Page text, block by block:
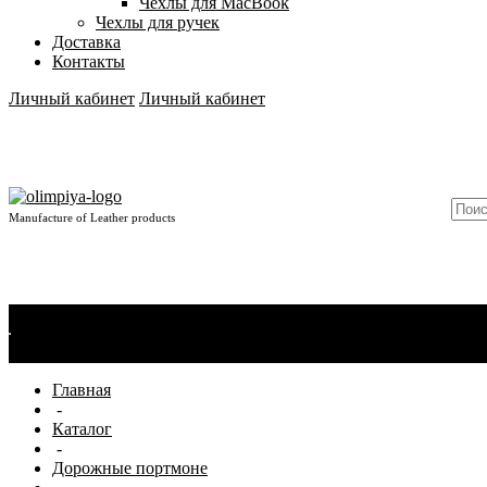
Чехлы для ручек
Доставка
Контакты
Личный кабинет Личный кабинет
Manufacture of Leather products
Главная
-
Каталог
-
Дорожные портмоне